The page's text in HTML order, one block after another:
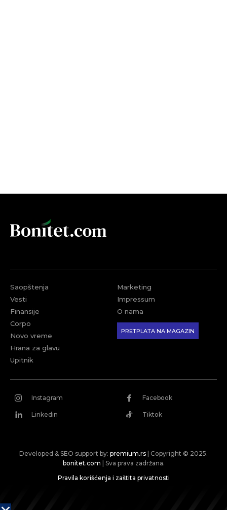
Saopštenja
Vesti
Finansije
Corpo
Novo vreme
Hrana za glavu
Upitnik
Marketing
Impressum
O nama
PRETPLATA NA MAGAZIN
Instagram Facebook
Linkedin Tiktok
Developed & SEO support by: premium.rs | Copyright © 2025.
bonitet.com | Sva prava zadržana.
Pravila korišćenja i zaštita privatnosti